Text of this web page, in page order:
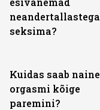
neandertallastega
seksima?
Kuidas saab naine
orgasmi kõige
paremini?